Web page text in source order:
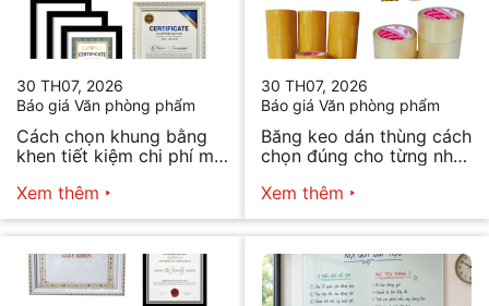
30 TH07, 2026
Báo giá Văn phòng phẩm
Cách chọn khung bằng
khen tiết kiệm chi phí mà
Xem thêm
30 TH07, 2026
Báo giá Văn phòng phẩm
Băng keo dán thùng cách
chọn đúng cho từng nhu
Xem thêm